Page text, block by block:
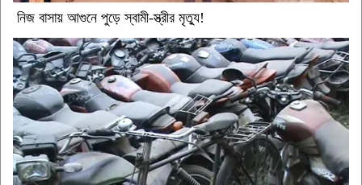
নিজ বাসায় আগুনে পুড়ে স্বামী-স্ত্রীর মৃত্যু!